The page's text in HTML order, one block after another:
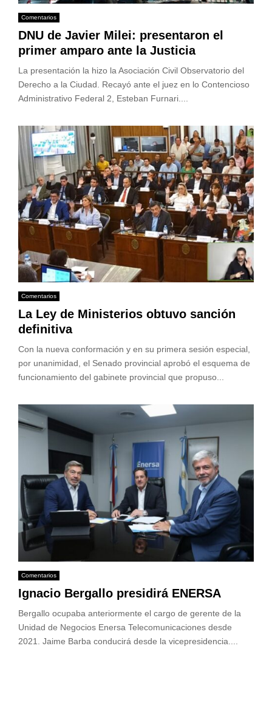
Comentarios
DNU de Javier Milei: presentaron el
primer amparo ante la Justicia
La presentación la hizo la Asociación Civil Observatorio del
Derecho a la Ciudad. Recayó ante el juez en lo Contencioso
Administrativo Federal 2, Esteban Furnari....
Comentarios
La Ley de Ministerios obtuvo sanción
definitiva
Con la nueva conformación y en su primera sesión especial,
por unanimidad, el Senado provincial aprobó el esquema de
funcionamiento del gabinete provincial que propuso...
Comentarios
Ignacio Bergallo presidirá ENERSA
Bergallo ocupaba anteriormente el cargo de gerente de la
Unidad de Negocios Enersa Telecomunicaciones desde
2021. Jaime Barba conducirá desde la vicepresidencia....